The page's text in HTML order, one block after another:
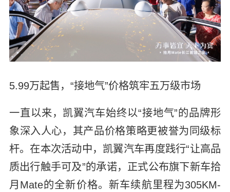
5.99万起售，“接地气”价格筑牢五万级市场
一直以来，凯翼汽车始终以“接地气”的品牌形
象深入人心，其产品价格策略更被誉为同级标
杆。在本次活动中，凯翼汽车再度践行“让高品
质出行触手可及”的承诺，正式公布旗下新车拾
月Mate的全新价格。新车续航里程为305KM-